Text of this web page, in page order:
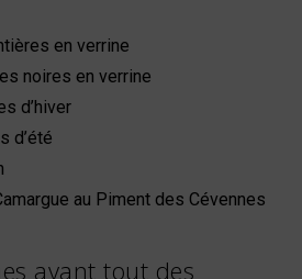
en verrine
noires en verrine
d’hiver
d’été
au Piment des Cévennes
avant tout des